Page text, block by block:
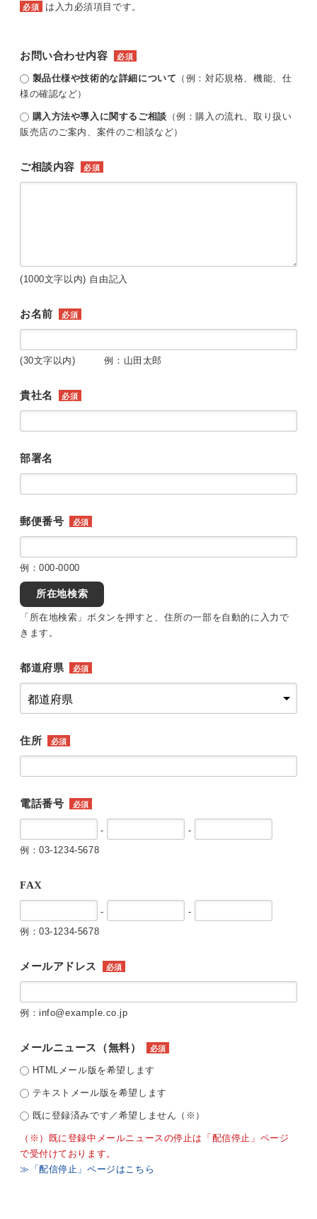
必須 は入力必須項目です。
お問い合わせ内容 必須
製品仕様や技術的な詳細について （例：対応規格、機能、仕
様の確認など）
購入方法や導入に関するご相談 （例：購入の流れ、取り扱い
販売店のご案内、案件のご相談など）
ご相談内容 必須
(1000文字以内) 自由記入
お名前 必須
(30文字以内) 例：山田太郎
貴社名 必須
部署名
郵便番号 必須
例：000-0000
所在地検索
「所在地検索」ボタンを押すと、住所の一部を自動的に入力で
きます。
都道府県 必須
住所 必須
電話番号 必須
-
-
例：03-1234-5678
FAX
-
-
例：03-1234-5678
メールアドレス 必須
例：info@example.co.jp
メールニュース（無料） 必須
HTMLメール版を希望します
テキストメール版を希望します
既に登録済みです／希望しません（※）
（※）既に登録中メールニュースの停止は「配信停止」ページ
で受付けております。
≫「配信停止」ページはこちら